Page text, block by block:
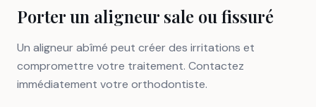
Porter un aligneur sale ou fissuré
Un aligneur abîmé peut créer des irritations et
compromettre votre traitement. Contactez
immédiatement votre orthodontiste.